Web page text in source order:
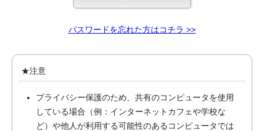
パスワードを忘れた方はコチラ >>
★注意
プライバシー保護のため、共有のコンピュータを使用
している場合（例：インターネットカフェや学校な
ど）や他人が利用する可能性のあるコンピュータでは